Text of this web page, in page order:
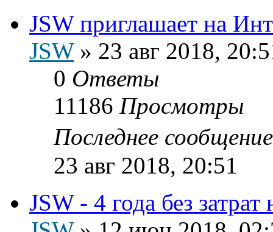
JSW приглашает на
JSW» 23 авг 2018,
0 Ответы
11186 Просмотры
Последнее
23 авг 2018, 20:51
JSW - 4 года без